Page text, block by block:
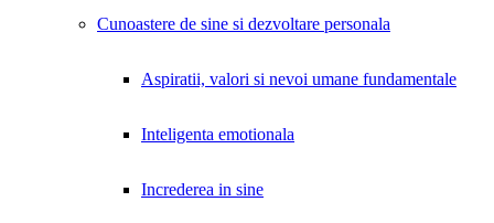
Cunoastere de sine si dezvoltare personala
Aspiratii, valori si nevoi umane fundamentale
Inteligenta emotionala
Increderea in sine